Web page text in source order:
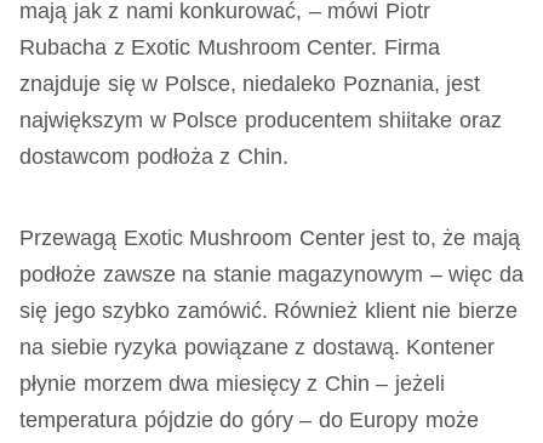
mają jak z nami konkurować, – mówi Piotr
Rubacha z Exotic Mushroom Center. Firma
znajduje się w Polsce, niedaleko Poznania, jest
największym w Polsce producentem shiitake oraz
dostawcom podłoża z Chin.
Przewagą Exotic Mushroom Center jest to, że mają
podłoże zawsze na stanie magazynowym – więc da
się jego szybko zamówić. Również klient nie bierze
na siebie ryzyka powiązane z dostawą. Kontener
płynie morzem dwa miesięcy z Chin – jeżeli
temperatura pójdzie do góry – do Europy może